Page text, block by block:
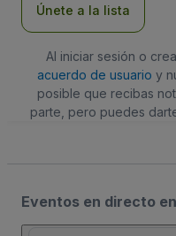
Únete a la lista
Al iniciar sesión o
acuerdo de usuario y
posible que recibas
parte, pero puedes
Eventos en directo